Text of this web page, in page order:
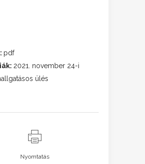
pdf
2021. november 24-i
ülés
Nyomtatás